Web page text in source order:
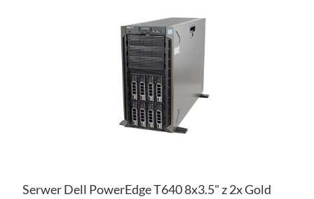
Serwer Dell PowerEdge T640 8x3.5" z 2x Gold